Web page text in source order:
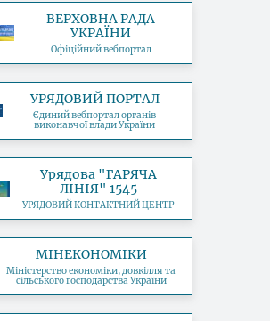
ВЕРХОВНА РАДА
УКРАЇНИ
Офіційний вебпортал
УРЯДОВИЙ ПОРТАЛ
Єдиний вебпортал органів
виконавчої влади України
Урядова "ГАРЯЧА
ЛІНІЯ" 1545
УРЯДОВИЙ КОНТАКТНИЙ ЦЕНТР
МІНЕКОНОМІКИ
Міністерство економіки, довкілля та
сільського господарства України